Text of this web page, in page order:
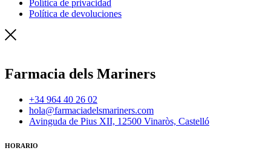
Política de privacidad
Política de devoluciones
Farmacia dels Mariners
+34 964 40 26 02
hola@farmaciadelsmariners.com
Avinguda de Pius XII, 12500 Vinaròs, Castelló
HORARIO